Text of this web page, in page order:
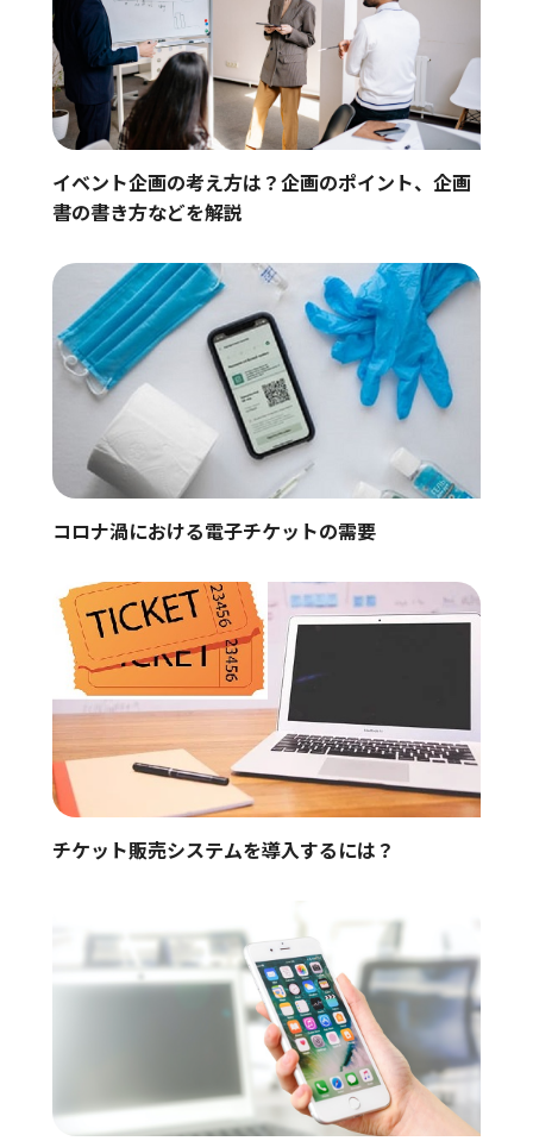
イベント企画の考え方は？企画のポイント、企画
書の書き方などを解説
コロナ渦における電子チケットの需要
チケット販売システムを導入するには？